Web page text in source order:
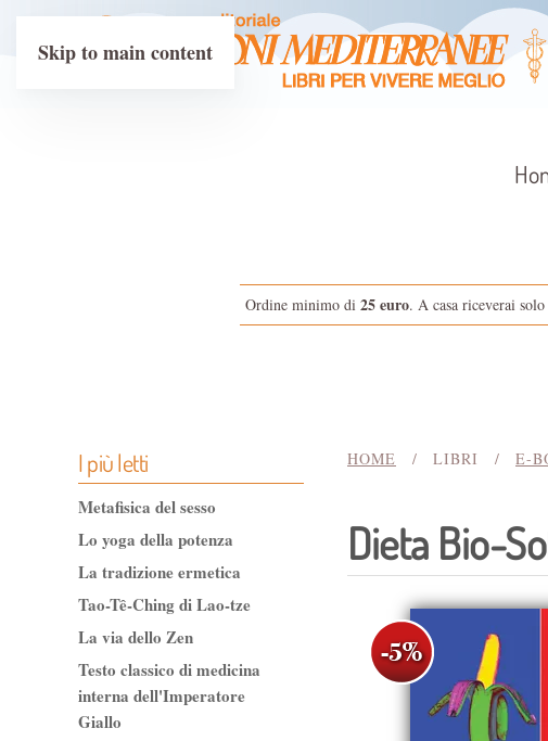
Skip to main content
Ordine minimo di 25 euro. A casa riceverai
HOME LIBRI E-
Dieta Bio-
I più letti
Metafisica del sesso
Lo yoga della potenza
La tradizione ermetica
Tao-Tê-Ching di Lao-tze
La via dello Zen
Testo classico di medicina
interna dell'Imperatore
Giallo